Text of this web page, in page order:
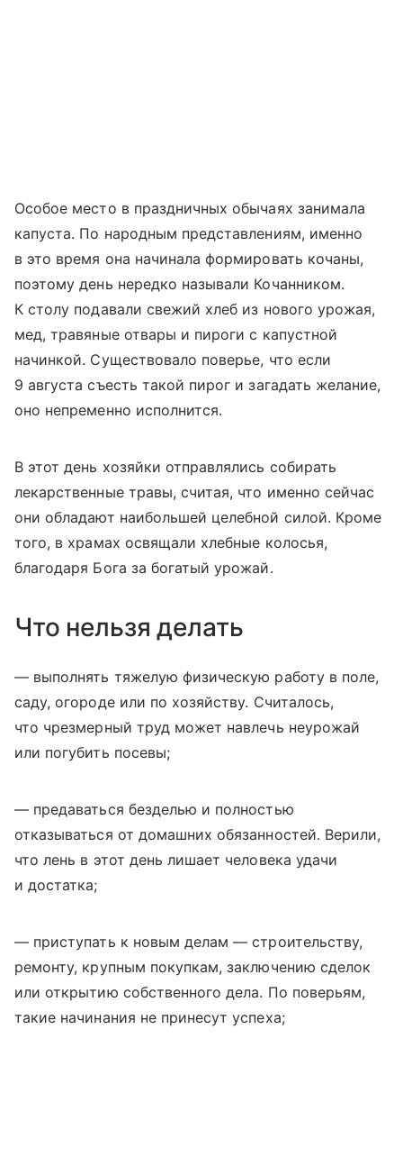
Особое место в праздничных обычаях занимала
капуста. По народным представлениям, именно
в это время она начинала формировать кочаны,
поэтому день нередко называли Кочанником.
К столу подавали свежий хлеб из нового урожая,
мед, травяные отвары и пироги с капустной
начинкой. Существовало поверье, что если
9 августа съесть такой пирог и загадать желание,
оно непременно исполнится.
В этот день хозяйки отправлялись собирать
лекарственные травы, считая, что именно сейчас
они обладают наибольшей целебной силой. Кроме
того, в храмах освящали хлебные колосья,
благодаря Бога за богатый урожай.
Что нельзя делать
— выполнять тяжелую физическую работу в поле,
саду, огороде или по хозяйству. Считалось,
что чрезмерный труд может навлечь неурожай
или погубить посевы;
— предаваться безделью и полностью
отказываться от домашних обязанностей. Верили,
что лень в этот день лишает человека удачи
и достатка;
— приступать к новым делам — строительству,
ремонту, крупным покупкам, заключению сделок
или открытию собственного дела. По поверьям,
такие начинания не принесут успеха;